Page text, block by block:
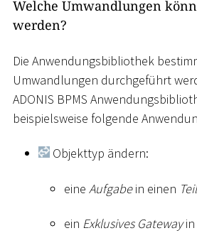
Welche Umwandlungen
werden?
Die Anwendungsbibliothek
Umwandlungen durchgeführt
ADONIS BPMS
beispielsweise folgende
Objekttyp ändern:
eine Aufgabein einen
ein Exklusives Gatewayin